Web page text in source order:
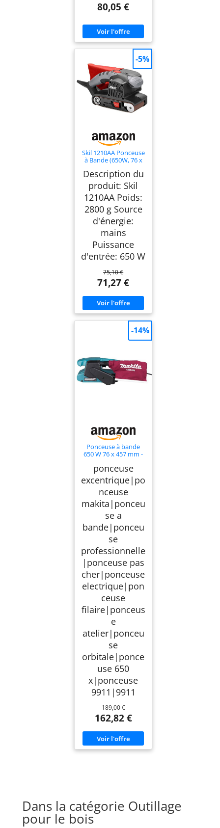
80,05 €
Skil 1210AA Ponceuse
à Bande (650W, 76 x
automatique de la
Bande, Sac à
Poussière, Bande
abrasive)
Description du
produit: Skil
1210AA Poids:
2800 g Source
d'énergie:
mains
Puissance
d'entrée: 650 W
75,10 €
71,27 €
-5%
Ponceuse à bande
650 W 76 x 457 mm -
ponceuse
excentrique|po
nceuse
makita|ponceu
se a
bande|ponceu
se
professionnelle
|ponceuse pas
cher|ponceuse
electrique|pon
ceuse
filaire|ponceus
e
atelier|ponceu
se
orbitale|ponce
use 650
x|ponceuse
9911|9911
189,00 €
162,82 €
-14%
Dans la catégorie Outillage
pour le bois